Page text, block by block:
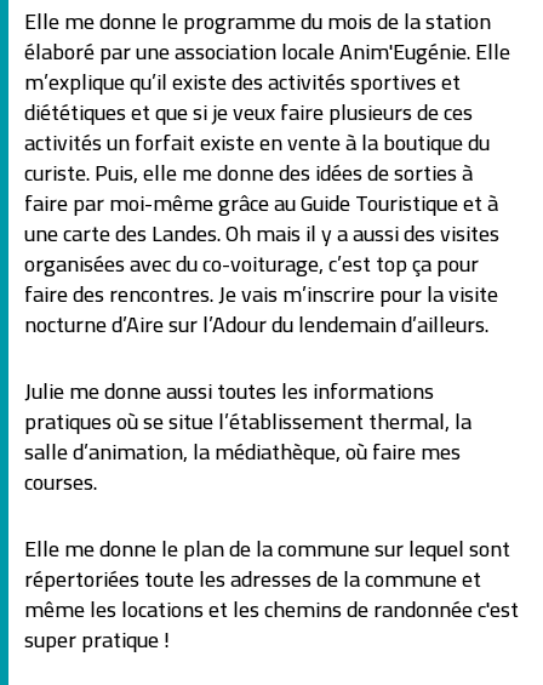
Elle me donne le programme du mois de la station
élaboré par une association locale Anim'Eugénie. Elle
m’explique qu’il existe des activités sportives et
diététiques et que si je veux faire plusieurs de ces
activités un forfait existe en vente à la boutique du
curiste. Puis, elle me donne des idées de sorties à
faire par moi-même grâce au Guide Touristique et à
une carte des Landes. Oh mais il y a aussi des visites
organisées avec du co-voiturage, c’est top ça pour
faire des rencontres. Je vais m’inscrire pour la visite
nocturne d’Aire sur l’Adour du lendemain d’ailleurs.
Julie me donne aussi toutes les informations
pratiques où se situe l’établissement thermal, la
salle d’animation, la médiathèque, où faire mes
courses.
Elle me donne le plan de la commune sur lequel sont
répertoriées toute les adresses de la commune et
même les locations et les chemins de randonnée c'est
super pratique !